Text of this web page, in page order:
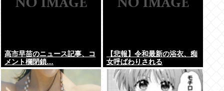
高市早苗のニュース記事、コ
メント欄閉鎖…
【悲報】令和最新の浴衣、痴
女呼ばわりされる